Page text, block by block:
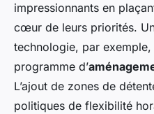
impressionnants en
cœur de leurs priorités.
technologie, par
programme d’
L’ajout de zones de
politiques de flexibilité